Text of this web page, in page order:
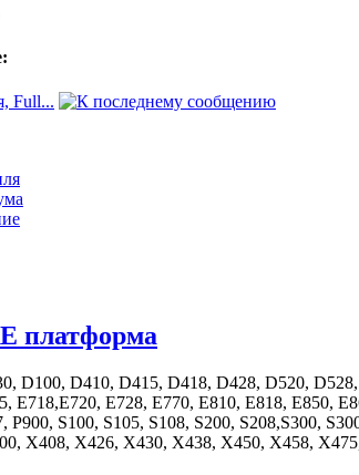
Full...
платформа
D100, D410, D415, D418, D428, D520,
E718,E720, E728, E770, E810, E818, E850,
P900, S100, S105, S108, S200, S208,S300,
X408, X426, X430, X438, X450, X458,